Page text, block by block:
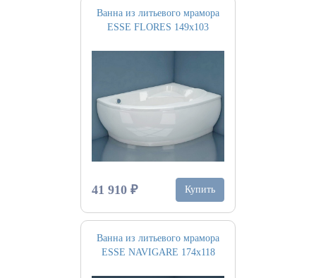
Ванна из литьевого мрамора
ESSE FLORES 149х103
41 910 ₽ Купить
Ванна из литьевого мрамора
ESSE NAVIGARE 174х118